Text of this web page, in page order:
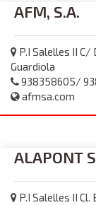
AFM, S.A.
P.I Salelles II
Guardiola
938358605/
afmsa.com
ALAPONT
P.I Salelles II